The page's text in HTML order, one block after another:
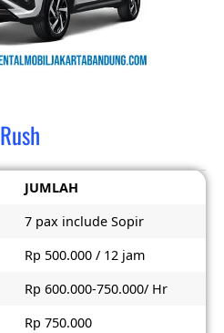
Rush
JUMLAH
7 pax include Sopir
Rp 500.000 / 12 jam
Rp 600.000-750.000/ Hr
Rp 750.000